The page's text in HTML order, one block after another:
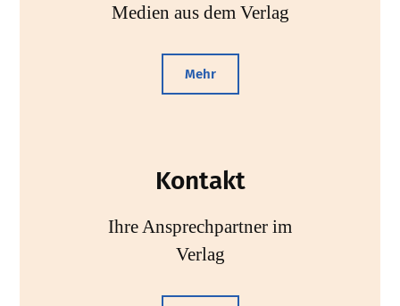
Medien aus dem Verlag
Mehr
Kontakt
Ihre Ansprechpartner im
Verlag